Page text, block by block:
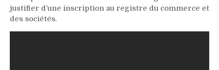
justifier d’une inscription au registre du commerce et
des sociétés.